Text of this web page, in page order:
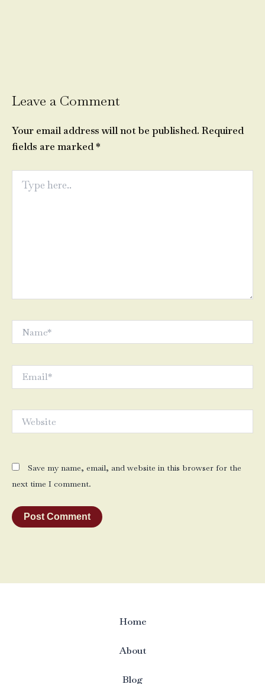
Leave a Comment
Your email address will not be published. Required
fields are marked*
here..
Save my name, email, and website in this browser for the
next time I comment.
Home
About
Blog